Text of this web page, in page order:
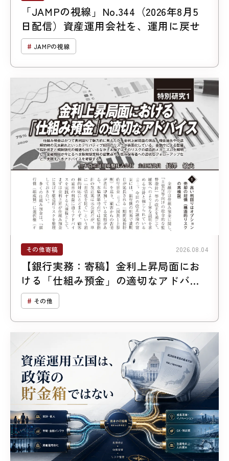
「JAMPの視線」No.344（2026年8月5
日配信）資産運用会社を、運用に戻せ
JAMPの視線
その他寄稿 2026.08.04
【銀行実務：寄稿】金利上昇局面にお
ける「仕組み預金」の適切なアドバイ
ス その他